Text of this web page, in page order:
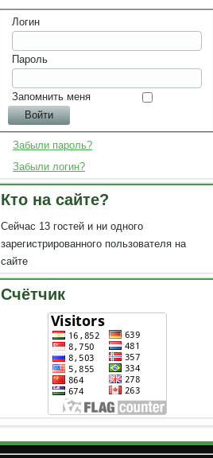
Логин
Пароль
Запомнить меня
Забыли пароль?
Забыли логин?
Кто на сайте?
Сейчас 13 гостей и ни одного
зарегистрированного пользователя на
сайте
Счётчик